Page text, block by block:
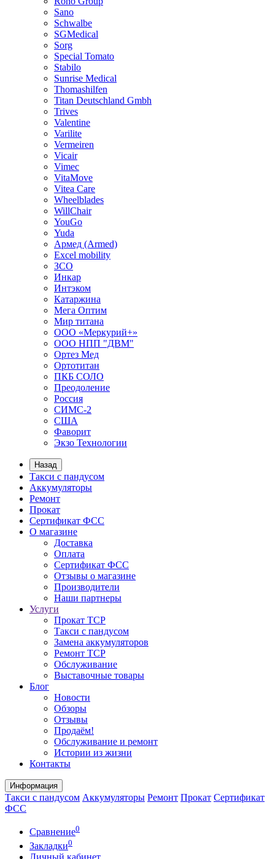
Sano
Schwalbe
SGMedical
Sorg
Special Tomato
Stabilo
Sunrise Medical
Thomashilfen
Titan Deutschland Gmbh
Trives
Valentine
Varilite
Vermeiren
Vicair
Vimec
VitaMove
Vitea Care
Wheelblades
WillChair
YouGo
Yuda
Армед (Armed)
Еxcel mobility
ЗСО
Инкар
Интэком
Катаржина
Мега Оптим
Мир титана
ООО «Меркурий+»
ООО НПП "ДВМ"
Ортез Мед
Ортотитан
ПКБ СОЛО
Преодоление
Россия
СИМС-2
США
Фаворит
Экзо Технологии
Назад
Такси с пандусом
Аккумуляторы
Ремонт
Прокат
Сертификат ФСС
О магазине
Доставка
Оплата
Сертификат ФСС
Отзывы о магазине
Производители
Наши партнеры
Услуги
Прокат ТСР
Такси с пандусом
Замена аккумуляторов
Ремонт ТСР
Обслуживание
Выставочные товары
Блог
Новости
Обзоры
Отзывы
Продаём!
Обслуживание и ремонт
Истории из жизни
Контакты
Информация
Такси с пандусом Аккумуляторы Ремонт Прокат Сертификат
ФСС
Сравнение0
Закладки0
Личный кабинет